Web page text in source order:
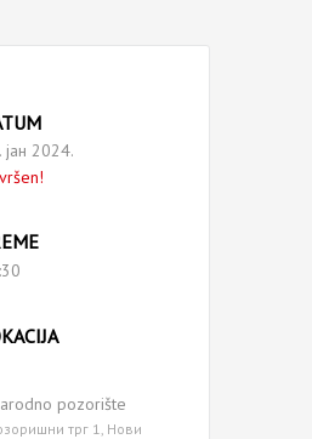
јан 2024.
pozorište
трг 1, Нови